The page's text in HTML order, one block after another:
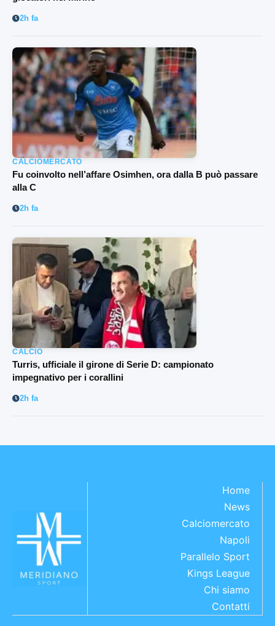
2h fa
CALCIOMERCATO
Fu coinvolto nell’affare Osimhen, ora dalla B può passare
alla C
2h fa
CALCIO
Turris, ufficiale il girone di Serie D: campionato
impegnativo per i corallini
2h fa
Home
News
Calciomercato
Napoli
Parallelo Sport
Kings League
Chi siamo
Contatti